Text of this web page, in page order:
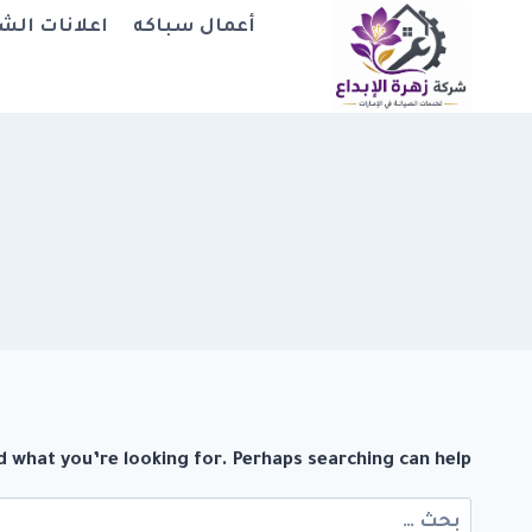
المحتوى
أعمال سباكه اعلانات
what you’re looking for. Perhaps searching can help.
البحث